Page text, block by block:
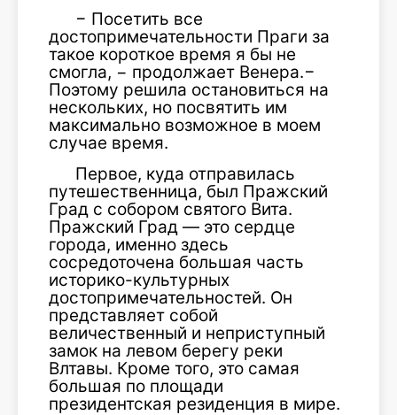
− Посетить все
достопримечательности Праги за
такое короткое время я бы не
смогла, − продолжает Венера.−
Поэтому решила остановиться на
нескольких, но посвятить им
максимально возможное в моем
случае время.
Первое, куда отправилась
путешественница, был Пражский
Град с собором святого Вита.
Пражский Град — это сердце
города, именно здесь
сосредоточена большая часть
историко-культурных
достопримечательностей. Он
представляет собой
величественный и неприступный
замок на левом берегу реки
Влтавы. Кроме того, это самая
большая по площади
президентская резиденция в мире.